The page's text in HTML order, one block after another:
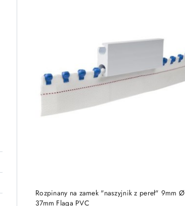
Rozpinany na zamek "naszyjnik z pereł" 9mm Ø
37mm Flaga PVC
DO KOSZYKA